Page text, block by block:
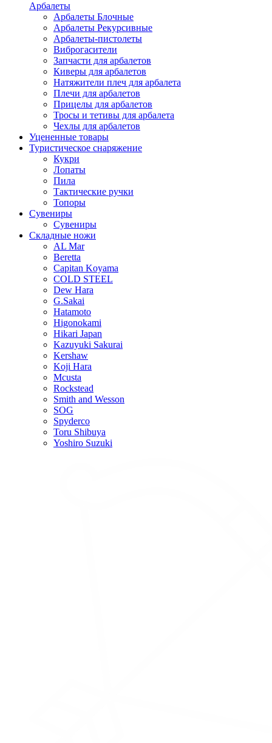
Арбалеты
Арбалеты Блочные
Арбалеты Рекурсивные
Арбалеты-пистолеты
Виброгасители
Запчасти для арбалетов
Киверы для арбалетов
Натяжители плеч для арбалета
Плечи для арбалетов
Прицелы для арбалетов
Тросы и тетивы для арбалета
Чехлы для арбалетов
Уцененные товары
Туристическое снаряжение
Кукри
Лопаты
Пила
Тактические ручки
Топоры
Сувениры
Сувениры
Складные ножи
AL Mar
Beretta
Capitan Koyama
COLD STEEL
Dew Hara
G.Sakai
Hatamoto
Higonokami
Hikari Japan
Kazuyuki Sakurai
Kershaw
Koji Hara
Mcusta
Rockstead
Smith and Wesson
SOG
Spyderco
Toru Shibuya
Yoshiro Suzuki